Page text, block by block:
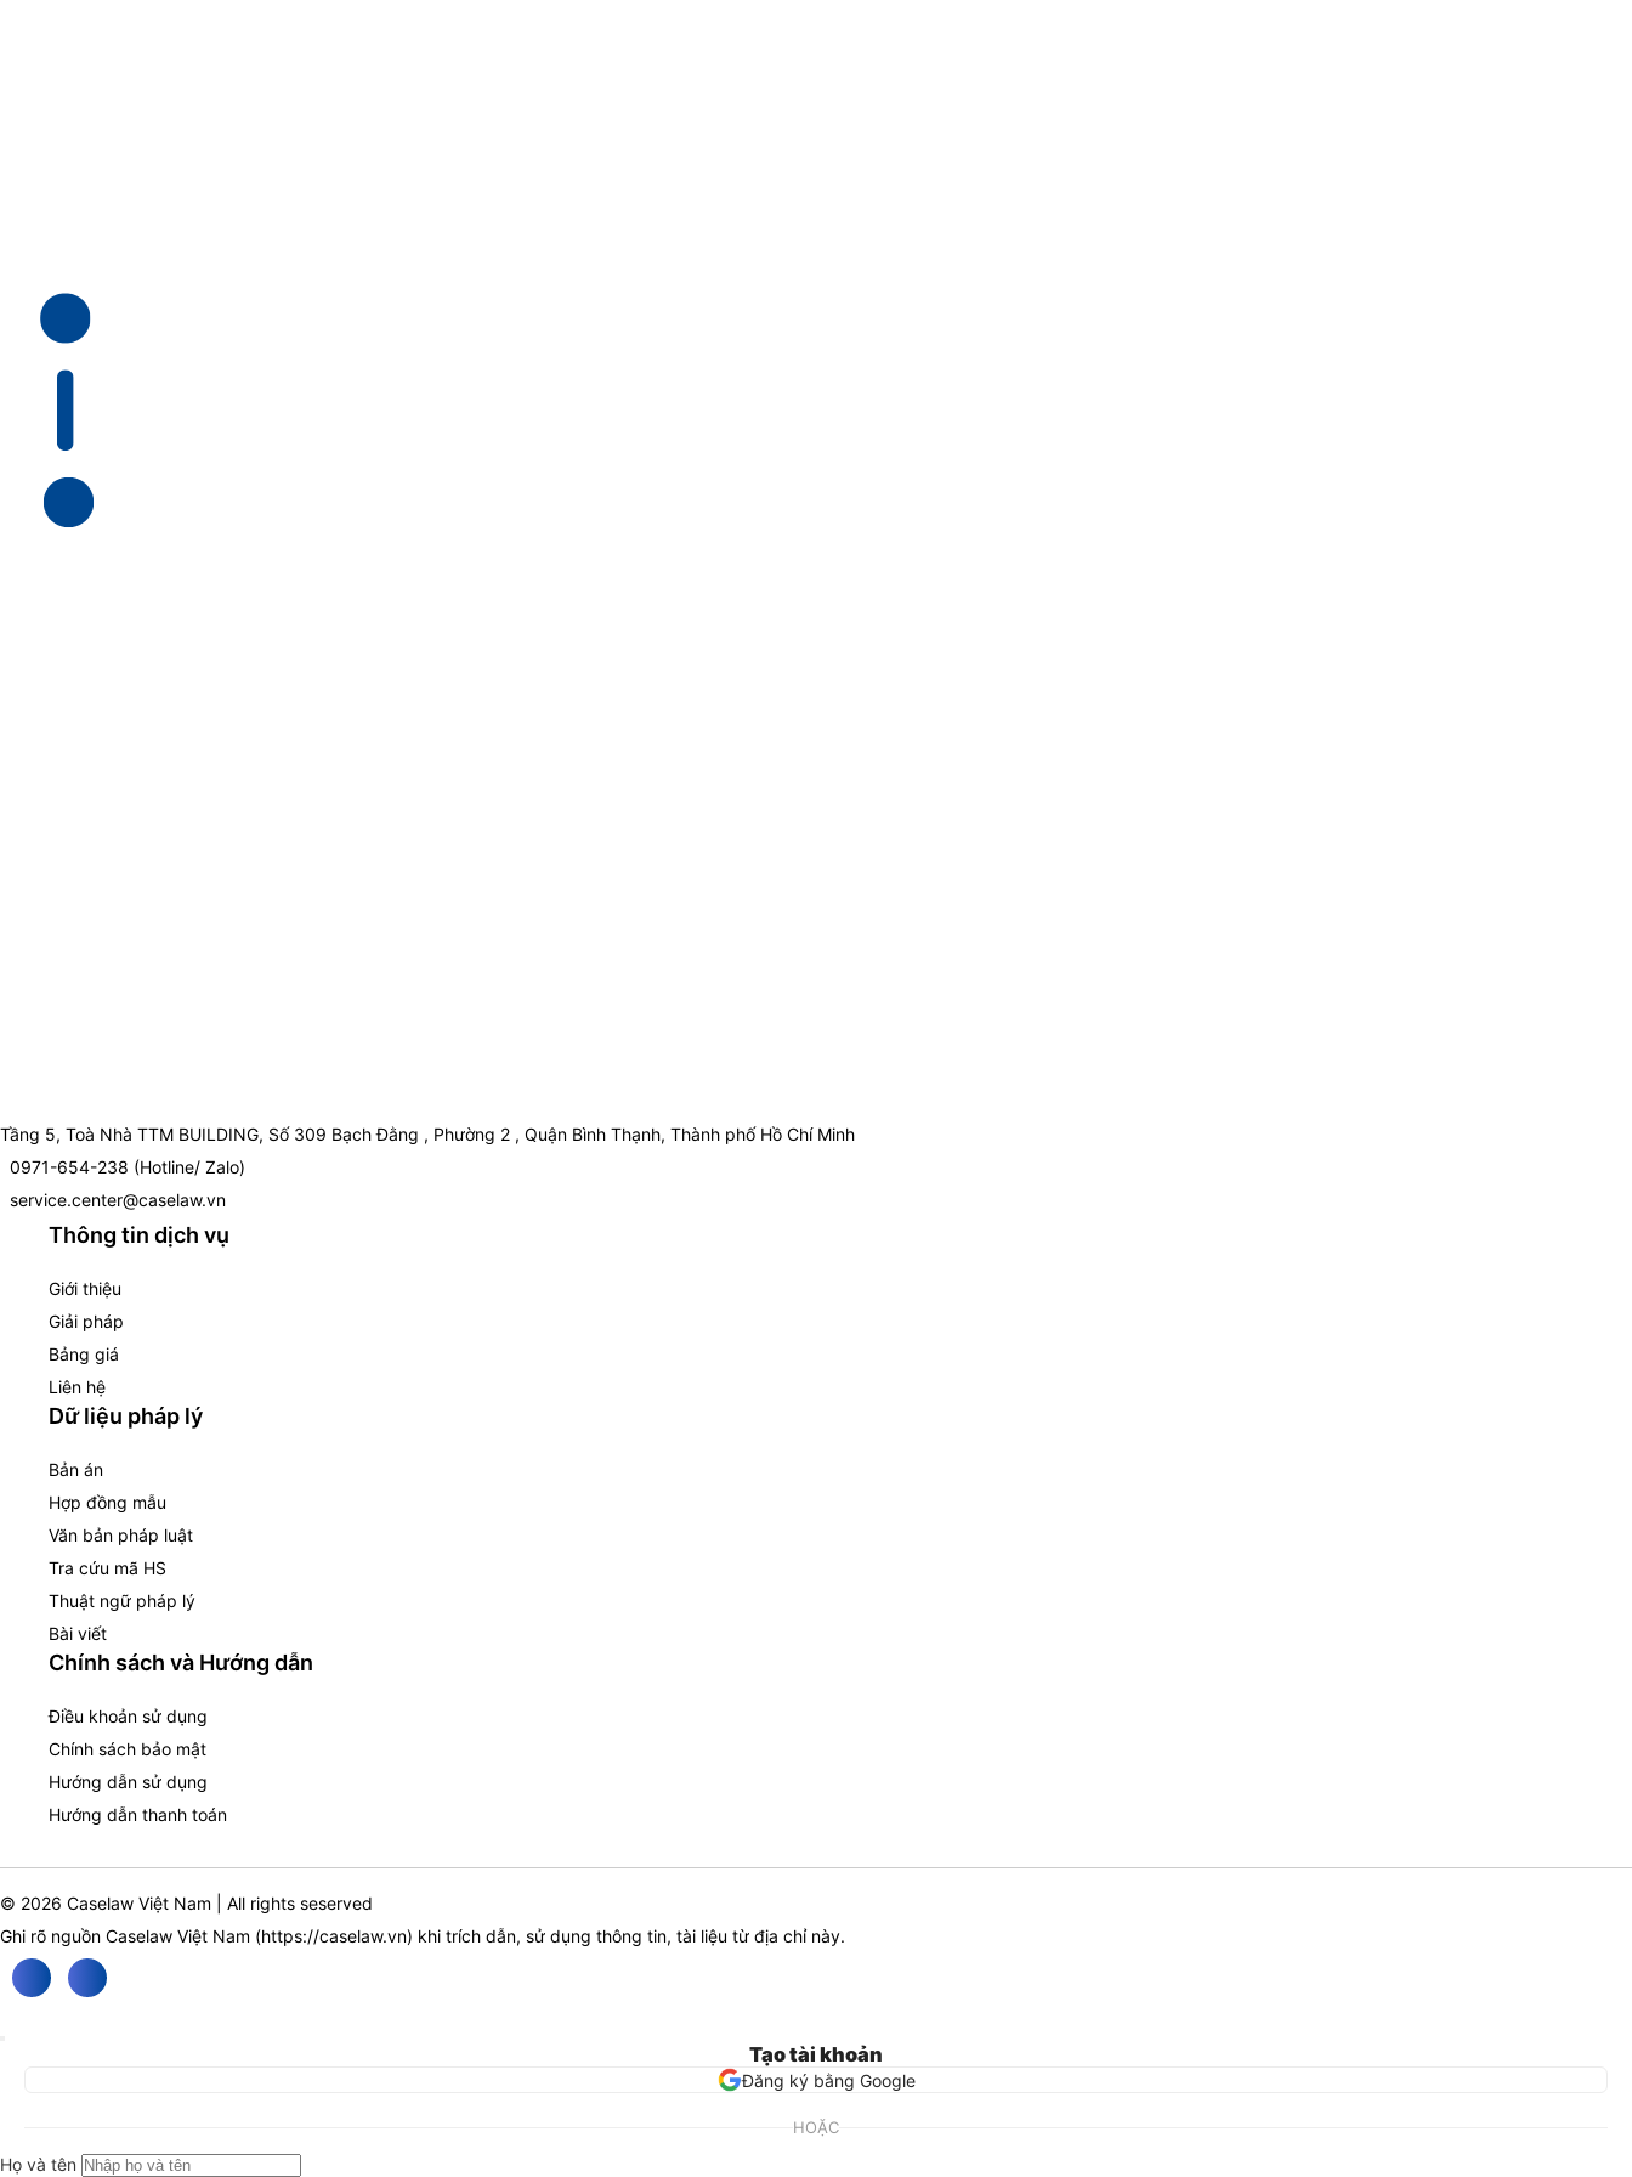
Tầng 5, Toà Nhà TTM BUILDING, Số 309 Bạch Đằng , Phường 2 , Quận Bình Thạnh, Thành phố Hồ Chí Minh
0971-654-238 (Hotline/ Zalo)
service.center@caselaw.vn
Thông tin dịch vụ
Giới thiệu
Giải pháp
Bảng giá
Liên hệ
Dữ liệu pháp lý
Bản án
Hợp đồng mẫu
Văn bản pháp luật
Tra cứu mã HS
Thuật ngữ pháp lý
Bài viết
Chính sách và Hướng dẫn
Điều khoản sử dụng
Chính sách bảo mật
Hướng dẫn sử dụng
Hướng dẫn thanh toán
© 2026 Caselaw Việt Nam | All rights seserved
Ghi rõ nguồn Caselaw Việt Nam (https://caselaw.vn) khi trích dẫn, sử dụng thông tin, tài liệu từ địa chỉ này.
Tạo tài khoản
Đăng ký bằng Google
HOẶC
Họ và tên